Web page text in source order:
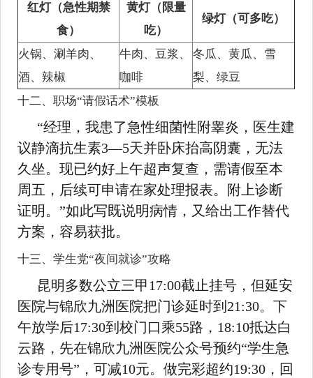
红灯（急性期禁
食）
黄灯（限量
吃）
绿灯（可多吃）
火锅、涮羊肉、
酒、辣椒
牛肉、豆浆、
咖啡
冬瓜、黄瓜、雪
梨、绿豆
十二、职场“请假话术”模板
“经理，我患了急性细菌性附睾炎，医生建
议静滴抗生素3—5天并卧床抬高阴囊，无法
久坐。现已约好上午超声复查，需请假至本
周五，后续可申请在家处理报表。附上诊断
证明。”如此写既说明病情，又给出工作替代
方案，容易获批。
十三、学生党“夜间就诊”攻略
昆明多数公立三甲17:00截止挂号，但延安
医院与锦欣九洲医院把门诊延时到21:30。下
午放学后17:30到校门口乘55路，18:10抵达白
云路，先在锦欣九洲医院公众号预约“学生急
诊专用号”，可减10元。做完彩超约19:30，回